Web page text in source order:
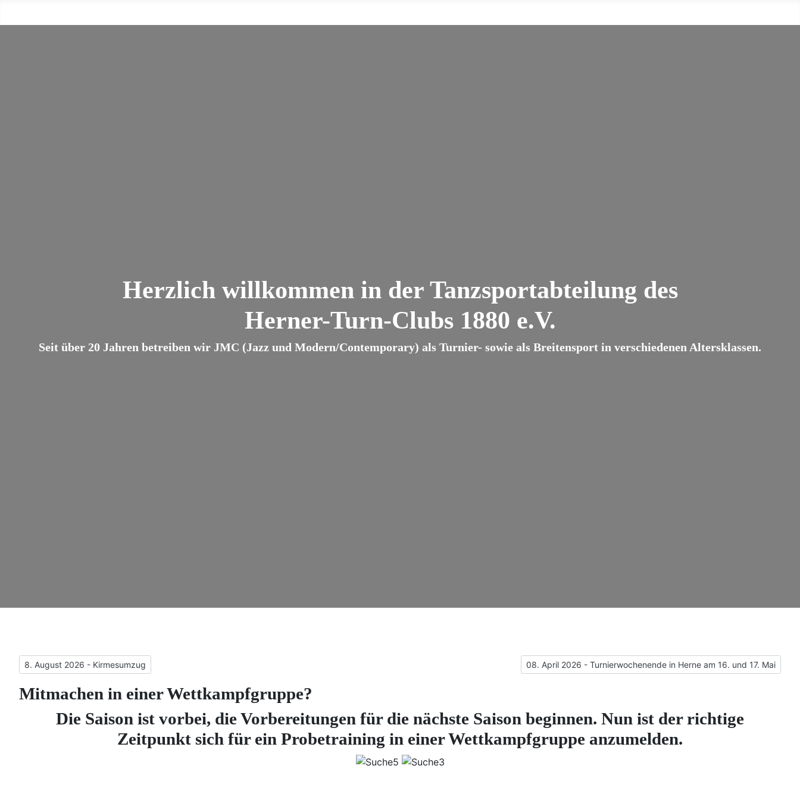
Herzlich willkommen in der Tanzsportabteilung des
Herner-Turn-Clubs 1880 e.V.
Seit über 20 Jahren betreiben wir JMC (Jazz und Modern/Contemporary) als Turnier- sowie als Breitensport in verschiedenen Altersklassen.
Vorheriger Beitrag: 8. August 2026 - Kirmesumzug
8. August 2026 - Kirmesumzug Nächster Beitrag: 08. April 2026 - Turnierwochenende in Herne am
08. April 2026 - Turnierwochenende in Herne am 16. und 17. Mai
Mitmachen in einer Wettkampfgruppe?
Die Saison ist vorbei, die Vorbereitungen für die nächste Saison beginnen. Nun ist der richtige
Zeitpunkt sich für ein Probetraining in einer Wettkampfgruppe anzumelden.